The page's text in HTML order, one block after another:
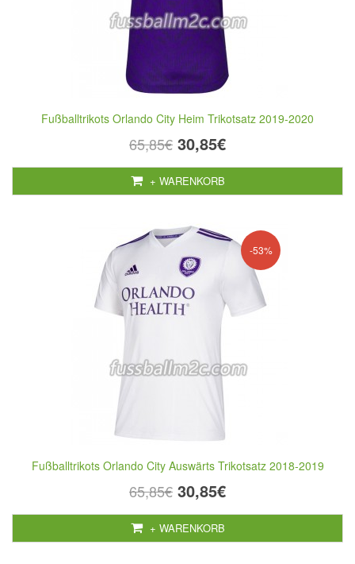
Fußballtrikots Orlando City Heim Trikotsatz 2019-2020
65,85€ 30,85€
+ WARENKORB
-53%
Fußballtrikots Orlando City Auswärts Trikotsatz 2018-2019
65,85€ 30,85€
+ WARENKORB